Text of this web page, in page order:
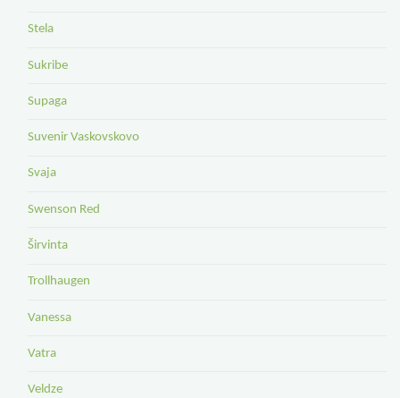
Stela
Sukribe
Supaga
Suvenir Vaskovskovo
Svaja
Swenson Red
Širvinta
Trollhaugen
Vanessa
Vatra
Veldze